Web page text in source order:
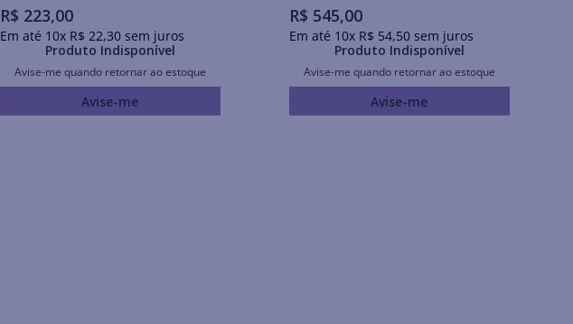
R$ 223,00
Em até 10x R$ 22,30sem juros
Produto Indisponível
Avise-me quando retornar ao estoque
Avise-me
R$ 545,00
Em até 10x R$ 54,50sem juros
Produto Indisponível
Avise-me quando retornar ao estoque
Avise-me